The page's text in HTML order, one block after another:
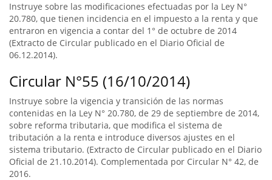
Instruye sobre las modificaciones efectuadas por la Ley N°
20.780, que tienen incidencia en el impuesto a la renta y que
entraron en vigencia a contar del 1° de octubre de 2014
(Extracto de Circular publicado en el Diario Oficial de
06.12.2014).
Circular N°55 (16/10/2014)
Instruye sobre la vigencia y transición de las normas
contenidas en la Ley N° 20.780, de 29 de septiembre de 2014,
sobre reforma tributaria, que modifica el sistema de
tributación a la renta e introduce diversos ajustes en el
sistema tributario. (Extracto de Circular publicado en el Diario
Oficial de 21.10.2014). Complementada por Circular N° 42, de
2016.